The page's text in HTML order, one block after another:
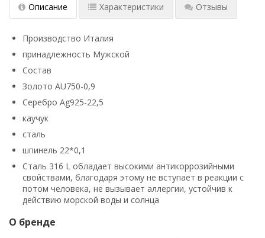
Описание Характеристики Отзывы
Производство Италия
принадлежность Мужской
Состав
Золото AU750-0,9
Серебро Ag925-22,5
каучук
сталь
шпинель 22*0,1
Сталь 316 L обладает высокими антикоррозийными
свойствами, благодаря этому не вступает в реакции с
потом человека, не вызывает аллергии, устойчив к
действию морской воды и солнца
О бренде